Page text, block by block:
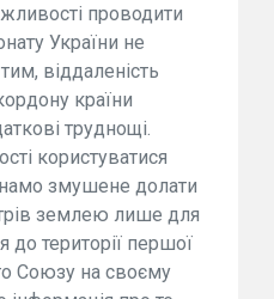
проводити
України не
віддаленість
країни
труднощі.
користуватися
змушене долати
землею лише для
до території першої
Союзу на своєму